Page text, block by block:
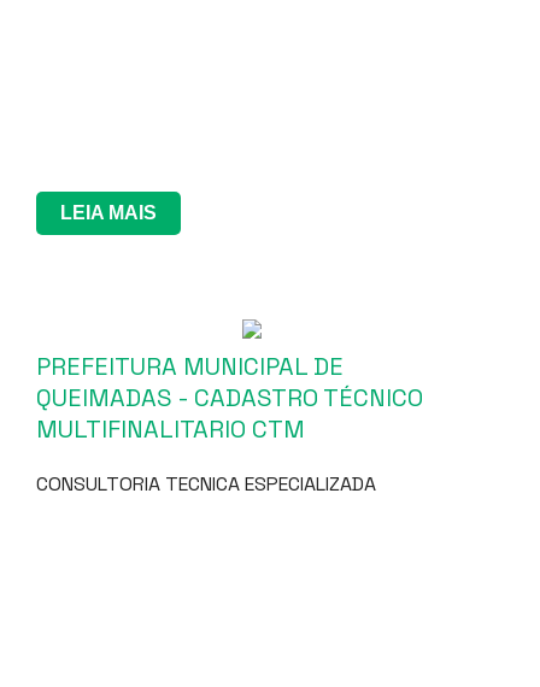
LEIA MAIS
PREFEITURA MUNICIPAL DE
QUEIMADAS - CADASTRO TÉCNICO
MULTIFINALITARIO CTM
CONSULTORIA TECNICA ESPECIALIZADA